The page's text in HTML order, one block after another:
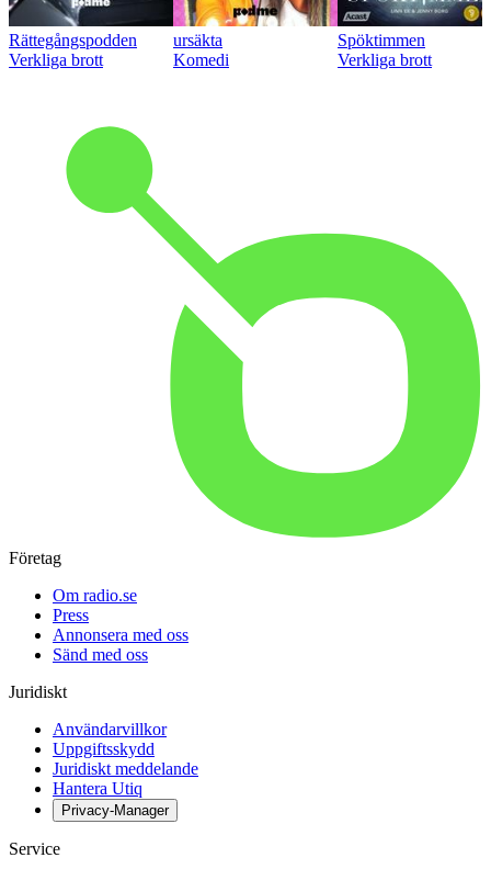
Rättegångspodden
Verkliga brott
ursäkta
Komedi
Spöktimmen
Verkliga brott
Företag
Om radio.se
Press
Annonsera med oss
Sänd med oss
Juridiskt
Användarvillkor
Uppgiftsskydd
Juridiskt meddelande
Hantera Utiq
Privacy-Manager
Service